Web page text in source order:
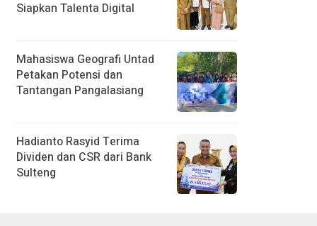
Siapkan Talenta Digital
Mahasiswa Geografi Untad
Petakan Potensi dan
Tantangan Pangalasiang
Hadianto Rasyid Terima
Dividen dan CSR dari Bank
Sulteng